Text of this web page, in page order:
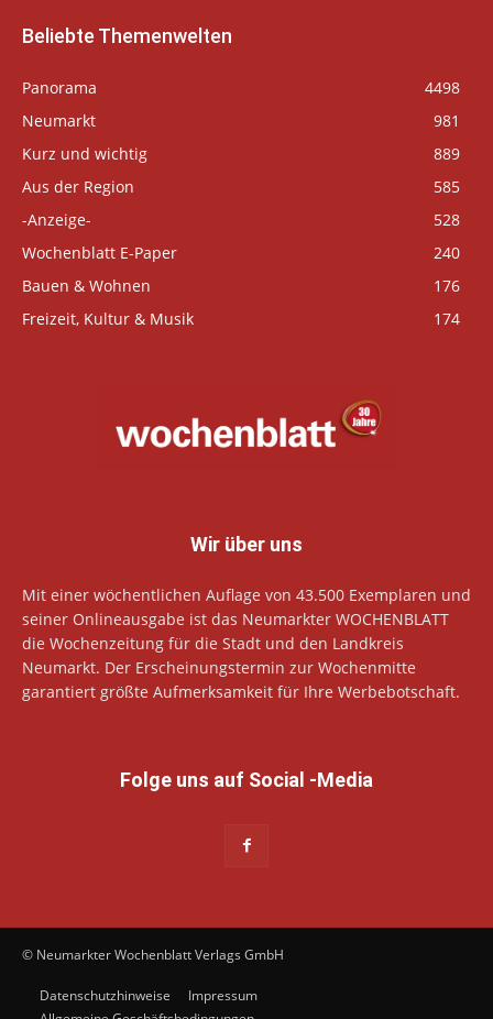
Beliebte Themenwelten
Panorama
4498
Neumarkt
981
Kurz und wichtig
889
Aus der Region
585
-Anzeige-
528
Wochenblatt E-Paper
240
Bauen & Wohnen
176
Freizeit, Kultur & Musik
174
Wir über uns
Mit einer wöchentlichen Auflage von 43.500 Exemplaren und
seiner Onlineausgabe ist das Neumarkter WOCHENBLATT
die Wochenzeitung für die Stadt und den Landkreis
Neumarkt. Der Erscheinungstermin zur Wochenmitte
garantiert größte Aufmerksamkeit für Ihre Werbebotschaft.
Folge uns auf Social -Media
© Neumarkter Wochenblatt Verlags GmbH
Datenschutzhinweise
Impressum